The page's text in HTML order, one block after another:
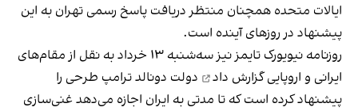
ایالات متحده همچنان منتظر دریافت پاسخ رسمی تهران به این
پیشنهاد در روزهای آینده است.
روزنامه نیویورک تایمز نیز سه‌شنبه ۱۳ خرداد به نقل از مقام‌های
ایرانی و اروپاییگزارش داد
دولت دونالد ترامپ طرحی را
پیشنهاد کرده است که تا مدتی به ایران اجازه می‌دهد غنی‌سازی